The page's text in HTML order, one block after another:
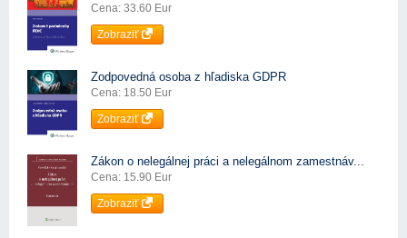
Cena: 33.60 Eur
Zobraziť
Zodpovedná osoba z hľadiska GDPR
Cena: 18.50 Eur
Zobraziť
Zákon o nelegálnej práci a nelegálnom zamestnáv...
Cena: 15.90 Eur
Zobraziť